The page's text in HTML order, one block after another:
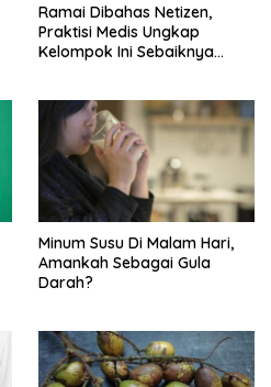
Ramai Dibahas Netizen,
Praktisi Medis Ungkap
Kelompok Ini Sebaiknya
Minum Susu Di Malam Hari,
Amankah Sebagai Gula
Darah?